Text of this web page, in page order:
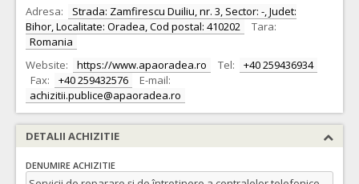
Adresa:
Strada: Zamfirescu Duiliu, nr. 3, Sector: -, Judet:
Bihor, Localitate: Oradea, Cod postal: 410202
Tara:
Romania
Website:
https://www.apaoradea.ro Tel:
+40 259436934
Fax:
+40 259432576
E-mail:
achizitii.publice@apaoradea.ro
DETALII ACHIZITIE
DENUMIRE ACHIZITIE